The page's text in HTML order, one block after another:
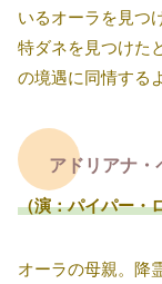
いるオーラを見つ
特ダネを見つけた
の境遇に同情する
アドリアナ・
（演：パイパー・
オーラの母親。降